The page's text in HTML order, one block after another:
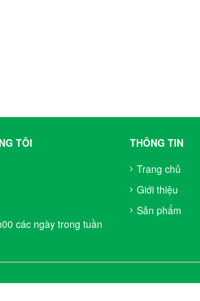
TÔI
các ngày trong tuần
THÔNG TIN
Trang chủ
Giới thiệu
Sản phẩm